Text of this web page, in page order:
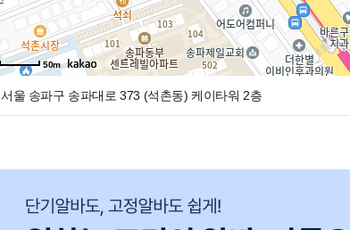
50m
서울 송파구 송파대로 373 (석촌동) 케이타워 2층